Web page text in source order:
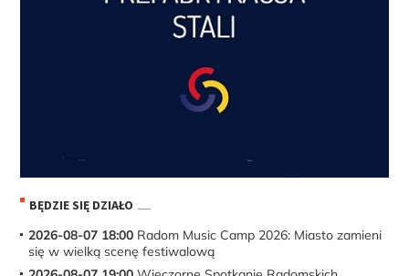
BĘDZIE SIĘ DZIAŁO
2026-08-07 18:00 Radom Music Camp 2026: Miasto zamieni
się w wielką scenę festiwalową